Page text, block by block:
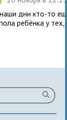
дни кто-то
ребёнка у